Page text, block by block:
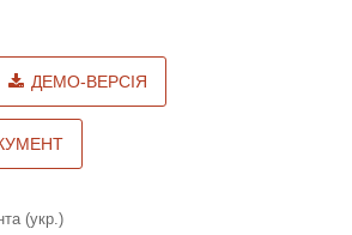
ДЕМО-ВЕРСІЯ
(укр.)